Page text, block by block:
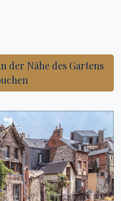
der Nähe des Gartens